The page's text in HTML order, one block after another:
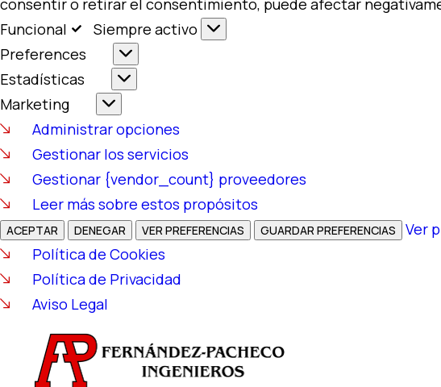
consentir o retirar el consentimiento, puede afectar
Funcional
Funcional
Siempre activo
Preferences
Preferences
Estadísticas
Estadísticas
Marketing
Marketing
Administrar opciones
Gestionar los servicios
Gestionar {vendor_count} proveedores
Leer más sobre estos propósitos
ACEPTAR DENEGAR VER PREFERENCIAS GUARDAR PREFERENCIAS
Ver
Política de Cookies
Política de Privacidad
Aviso Legal